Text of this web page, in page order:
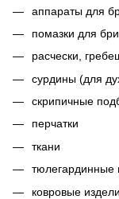
аппараты для
помазки для
расчески,
сурдины (для
скрипичные
перчатки
ткани
тюлегардинные
ковровые